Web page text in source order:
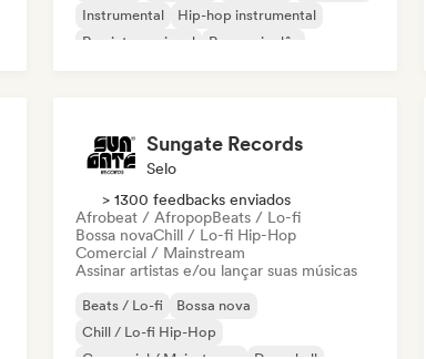
Instrumental
Hip-hop instrumental
Rap internacional
Rap em inglês
Sungate Records
Selo
> 1300 feedbacks enviados
Afrobeat / AfropopBeats / Lo-fi
Bossa novaChill / Lo-fi Hip-Hop
Comercial / Mainstream
Assinar artistas e/ou lançar suas músicas
Beats / Lo-fi
Bossa nova
Chill / Lo-fi Hip-Hop